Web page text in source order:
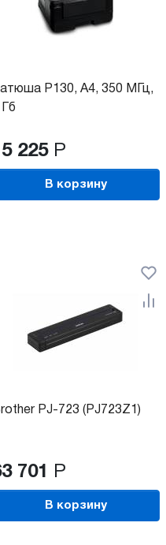
P130, A4, 350 МГц,
Гб
225 Р
В корзину
PJ-723 (PJ723Z1)
701 Р
В корзину